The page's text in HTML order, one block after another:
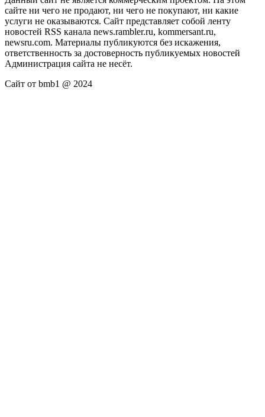
сайте ни чего не продают, ни чего не покупают, ни какие
услуги не оказываются. Сайт представляет собой ленту
новостей RSS канала news.rambler.ru, kommersant.ru,
newsru.com. Материалы публикуются без искажения,
ответственность за достоверность публикуемых новостей
Администрация сайта не несёт.
Сайт от bmb1 @ 2024